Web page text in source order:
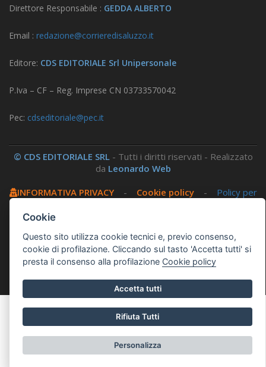
Direttore Responsabile : GEDDA ALBERTO
Email : redazione@corrieredisaluzzo.it
Editore: CDS EDITORIALE Srl Unipersonale
P.Iva – CF – Reg. Imprese CN 03733570042
Pec: cdseditoriale@pec.it
© CDS EDITORIALE SRL - Tutti i diritti riservati - Realizzato
da Leonardo Web
INFORMATIVA PRIVACY- Cookie policy- Policy per
Questo sito utilizza, nella versione per UTENTI CON
DISLESSIA,Biancoenero ®, una font italiana ad Alta
Cookie
Questo sito utilizza cookie tecnici e, previo consenso,
cookie di profilazione. Cliccando sul tasto 'Accetta tutti' si
presta il consenso alla profilazione Cookie policy
Accetta tutti
Rifiuta Tutti
Personalizza